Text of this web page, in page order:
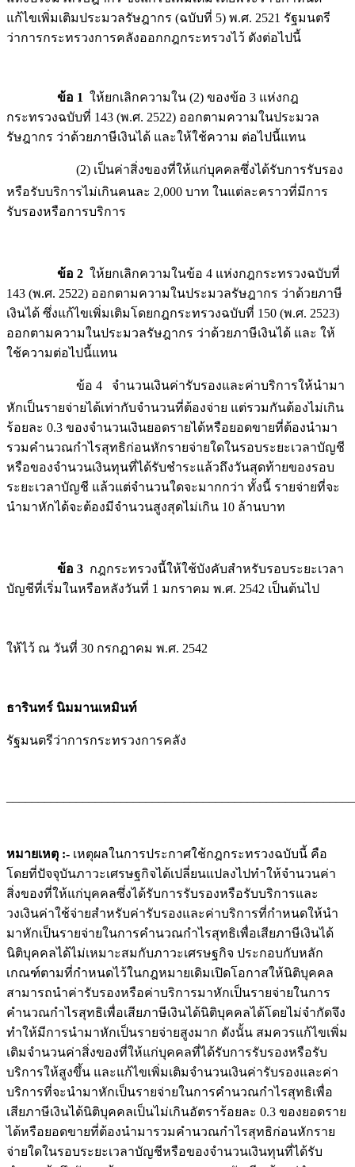
แก้ไขเพิ่มเติมประมวลรัษฎากร (ฉบับที่ 5) พ.ศ. 2521 รัฐมนตรี
ว่าการกระทรวงการคลังออกกฎกระทรวงไว้ ดังต่อไปนี้
ข้อ 1 ให้ยกเลิกความใน (2) ของข้อ 3 แห่งกฎ
กระทรวงฉบับที่ 143 (พ.ศ. 2522) ออกตามความในประมวล
รัษฎากร ว่าด้วยภาษีเงินได้ และให้ใช้ความ ต่อไปนี้แทน
(2) เป็นค่าสิ่งของที่ให้แก่บุคคลซึ่งได้รับการรับรอง
หรือรับบริการไม่เกินคนละ 2,000 บาท ในแต่ละคราวที่มีการ
รับรองหรือการบริการ
ข้อ 2 ให้ยกเลิกความในข้อ 4 แห่งกฎกระทรวงฉบับที่
143 (พ.ศ. 2522) ออกตามความในประมวลรัษฎากร ว่าด้วยภาษี
เงินได้ ซึ่งแก้ไขเพิ่มเติมโดยกฎกระทรวงฉบับที่ 150 (พ.ศ. 2523)
ออกตามความในประมวลรัษฎากร ว่าด้วยภาษีเงินได้ และ ให้
ใช้ความต่อไปนี้แทน
ข้อ 4 จำนวนเงินค่ารับรองและค่าบริการให้นำมา
หักเป็นรายจ่ายได้เท่ากับจำนวนที่ต้องจ่าย แต่รวมกันต้องไม่เกิน
ร้อยละ 0.3 ของจำนวนเงินยอดรายได้หรือยอดขายที่ต้องนำมา
รวมคำนวณกำไรสุทธิก่อนหักรายจ่ายใดในรอบระยะเวลาบัญชี
หรือของจำนวนเงินทุนที่ได้รับชำระแล้วถึงวันสุดท้ายของรอบ
ระยะเวลาบัญชี แล้วแต่จำนวนใดจะมากกว่า ทั้งนี้ รายจ่ายที่จะ
นำมาหักได้จะต้องมีจำนวนสูงสุดไม่เกิน 10 ล้านบาท
ข้อ 3 กฎกระทรวงนี้ให้ใช้บังคับสำหรับรอบระยะเวลา
บัญชีที่เริ่มในหรือหลังวันที่ 1 มกราคม พ.ศ. 2542 เป็นต้นไป
ให้ไว้ ณ วันที่ 30 กรกฎาคม พ.ศ. 2542
ธารินทร์ นิมมานเหมินท์
รัฐมนตรีว่าการกระทรวงการคลัง
หมายเหตุ :- เหตุผลในการประกาศใช้กฎกระทรวงฉบับนี้ คือ
โดยที่ปัจจุบันภาวะเศรษฐกิจได้เปลี่ยนแปลงไปทำให้จำนวนค่า
สิ่งของที่ให้แก่บุคคลซึ่งได้รับการรับรองหรือรับบริการและ
วงเงินค่าใช้จ่ายสำหรับค่ารับรองและค่าบริการที่กำหนดให้นำ
มาหักเป็นรายจ่ายในการคำนวณกำไรสุทธิเพื่อเสียภาษีเงินได้
นิติบุคคลได้ไม่เหมาะสมกับภาวะเศรษฐกิจ ประกอบกับหลัก
เกณฑ์ตามที่กำหนดไว้ในกฎหมายเดิมเปิดโอกาสให้นิติบุคคล
สามารถนำค่ารับรองหรือค่าบริการมาหักเป็นรายจ่ายในการ
คำนวณกำไรสุทธิเพื่อเสียภาษีเงินได้นิติบุคคลได้โดยไม่จำกัดจึง
ทำให้มีการนำมาหักเป็นรายจ่ายสูงมาก ดังนั้น สมควรแก้ไขเพิ่ม
เติมจำนวนค่าสิ่งของที่ให้แก่บุคคลที่ได้รับการรับรองหรือรับ
บริการให้สูงขึ้น และแก้ไขเพิ่มเติมจำนวนเงินค่ารับรองและค่า
บริการที่จะนำมาหักเป็นรายจ่ายในการคำนวณกำไรสุทธิเพื่อ
เสียภาษีเงินได้นิติบุคคลเป็นไม่เกินอัตราร้อยละ 0.3 ของยอดราย
ได้หรือยอดขายที่ต้องนำมารวมคำนวณกำไรสุทธิก่อนหักราย
จ่ายใดในรอบระยะเวลาบัญชีหรือของจำนวนเงินทุนที่ได้รับ